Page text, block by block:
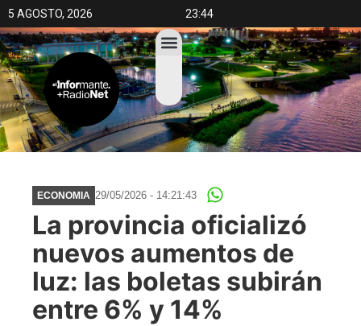
5 AGOSTO, 2026 23:44
ECONOMIA 29/05/2026 - 14:21:43
La provincia oficializó
nuevos aumentos de
luz: las boletas subirán
entre 6% y 14%